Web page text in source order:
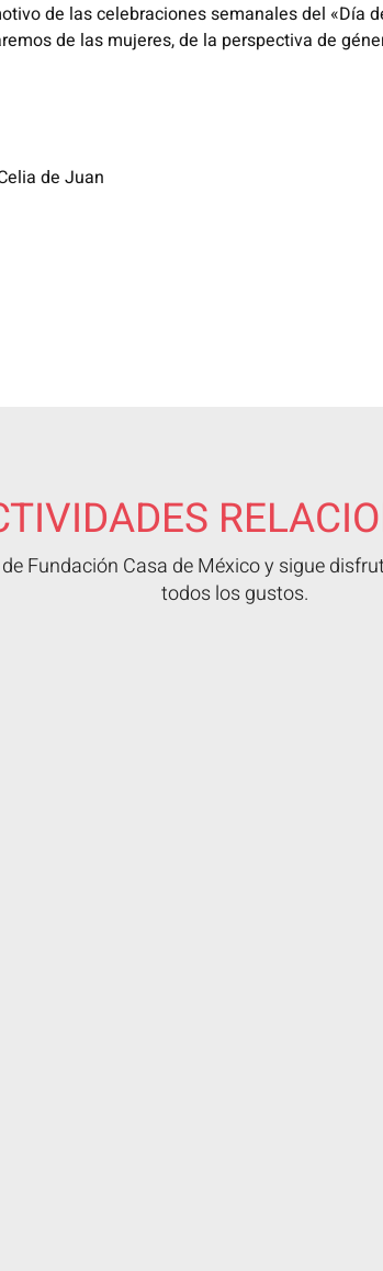
de las celebraciones semanales del «Día
de las mujeres, de la perspectiva de
de Juan
Fundación Casa de México y sigue
todos los gustos.